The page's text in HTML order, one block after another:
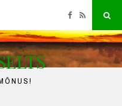
Facebook
RSS